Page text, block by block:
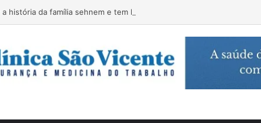
história da família sehnem e tem lançamento em encontro familiar